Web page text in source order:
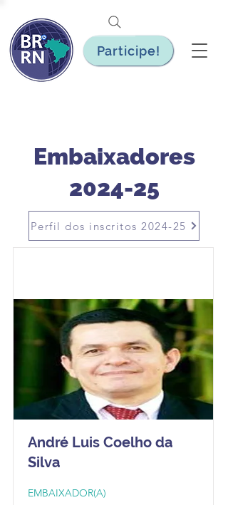
Participe!
Embaixadores
2024-25
Perfil dos inscritos 2024-25
André Luis Coelho da
Silva
EMBAIXADOR(A)